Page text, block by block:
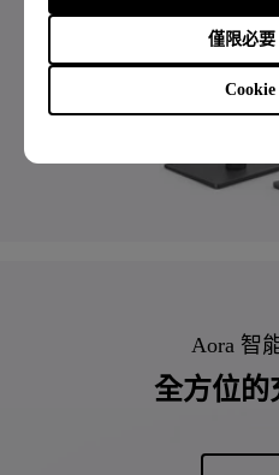
僅限必要
Aora 智
全方位的